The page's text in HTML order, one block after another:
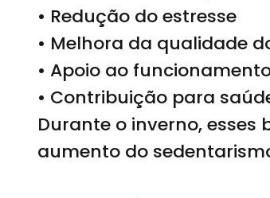
• Redução do estresse
• Melhora da qualidade
• Apoio ao
• Contribuição para
Durante o inverno,
aumento do